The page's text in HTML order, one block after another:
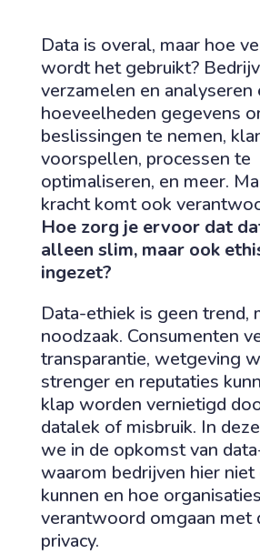
Data is overal, maar hoe
wordt het gebruikt?
verzamelen en analyseren
hoeveelheden gegevens
beslissingen te nemen,
voorspellen, processen te
optimaliseren, en meer.
kracht komt ook
Hoe zorg je ervoor dat
alleen slim, maar ook
ingezet?
Data-ethiek is geen trend,
noodzaak. Consumenten
transparantie, wetgeving
strenger en reputaties
klap worden vernietigd
datalek of misbruik. In
we in de opkomst van
waarom bedrijven hier niet
kunnen en hoe organisaties
verantwoord omgaan met
privacy.